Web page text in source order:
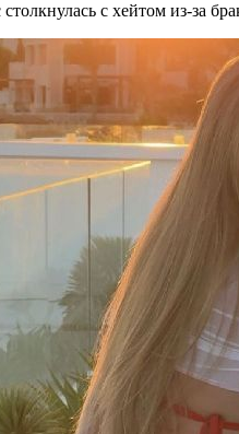
с хейтом из-за